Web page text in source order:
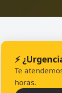
⚡
Te
horas.